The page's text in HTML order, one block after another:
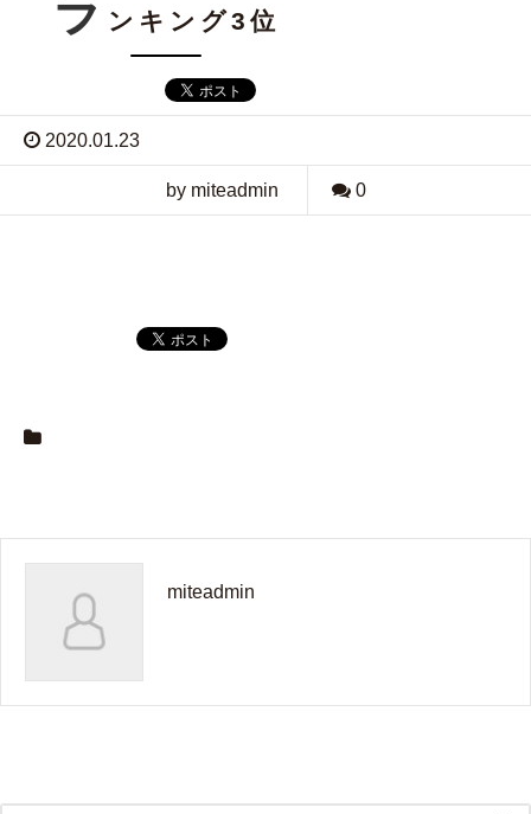
ラ ンキング3位
2020.01.23
by miteadmin 0
miteadmin